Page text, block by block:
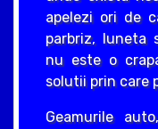
apelezi ori de
parbriz, luneta
nu este o
solutii prin care
Geamurile